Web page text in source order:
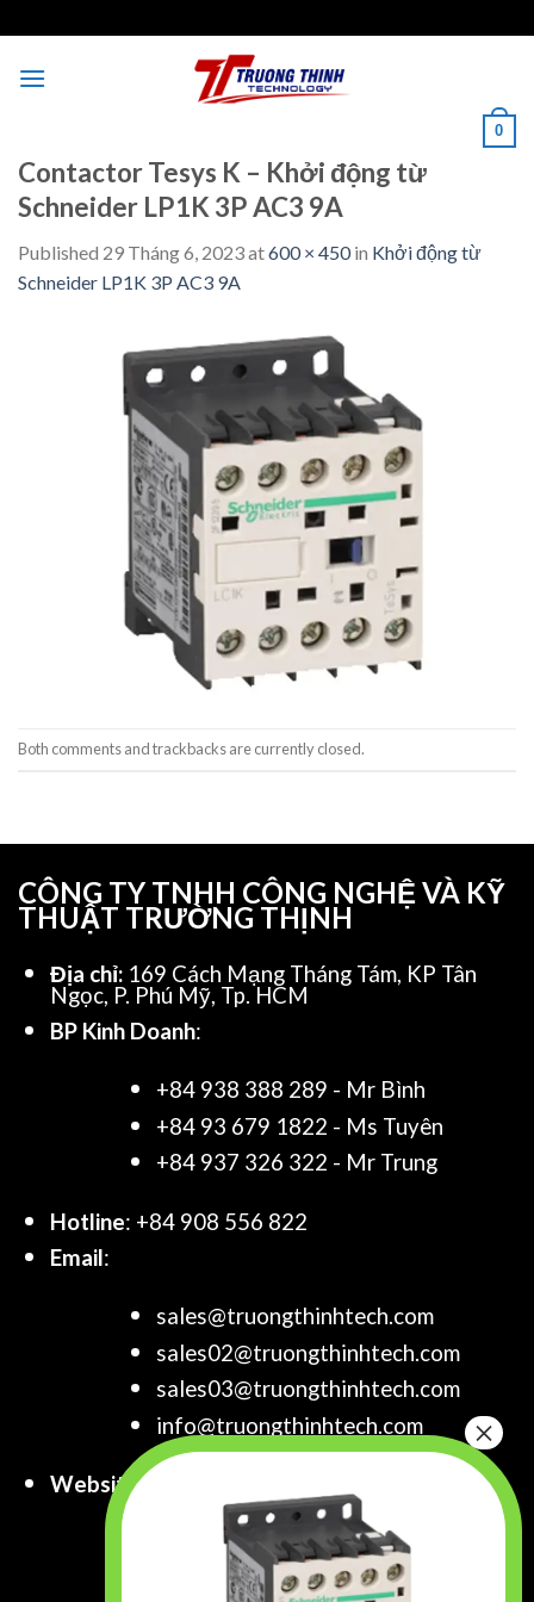
to
content
0
Contactor Tesys K – Khởi động từ
Schneider LP1K 3P AC3 9A
Published 29 Tháng 6, 2023at600 × 450in Khởi động từ
Schneider LP1K 3P AC3 9A
Both comments and trackbacks are currently closed.
CÔNG TY TNHH CÔNG NGHỆ VÀ KỸ
THUẬT TRƯỜNG THỊNH
Địa chỉ: 169 Cách Mạng Tháng Tám, KP Tân
Ngọc, P. Phú Mỹ, Tp. HCM
BP Kinh Doanh:
+84 938 388 289 - Mr Bình
+84 93 679 1822 - Ms Tuyên
+84 937 326 322 - Mr Trung
Hotline: +84 908 556 822
Email:
sales@truongthinhtech.com
sales02@truongthinhtech.com
sales03@truongthinhtech.com
info@truongthinhtech.com
Website:
www.truongthinhtech.com
www.components.com.vn